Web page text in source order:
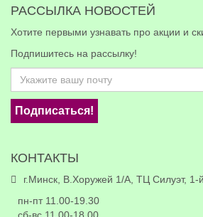
РАССЫЛКА НОВОСТЕЙ
Хотите первыми узнавать про акции и
Подпишитесь на рассылку!
Подписаться!
КОНТАКТЫ
г.Минск, В.Хоружей 1/А, ТЦ Силуэт, 1-
пн-пт 11.00-19.30